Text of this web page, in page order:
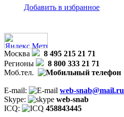
Добавить в избранное
Москва
8 495 215 21 71
Регионы
8 800 333 21 71
Моб.тел.
E-mail:
web-snab@mail.ru
Skype:
web-snab
ICQ:
458843445